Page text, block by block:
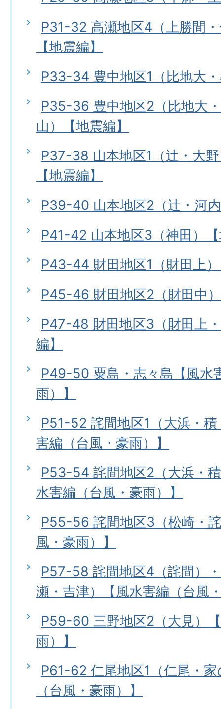
P31-32 高瀬地区4（上勝間
【地震編】
P33-34 豊中地区1（比地大
P35-36 豊中地区2（比地大
山）【地震編】
P37-38 山本地区1（辻・大
【地震編】
P39-40 山本地区2（辻・河
P41-42 山本地区3（神田）
P43-44 財田地区1（財田上
P45-46 財田地区2（財田中
P47-48 財田地区3（財田上
編】
P49-50 粟島・志々島【風水
雨）】
P51-52 詫間地区1（大浜・
害編（台風・豪雨）】
P53-54 詫間地区2（大浜・
水害編（台風・豪雨）】
P55-56 詫間地区3（松崎・
風・豪雨）】
P57-58 詫間地区4（詫間）
瀬・吉津）【風水害編（台風
P59-60 三野地区2（大見）
雨）】
P61-62 仁尾地区1（仁尾・
（台風・豪雨）】